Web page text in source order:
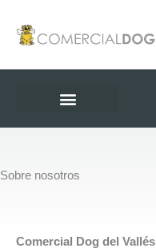
contenido
Sobre nosotros
Comercial Dog del Vallés